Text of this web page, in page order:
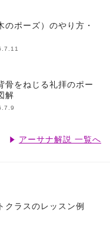
のポーズ）のやり方・
骨をねじる礼拝のポー
解
アーサナ解説 一覧へ
クラスのレッスン例